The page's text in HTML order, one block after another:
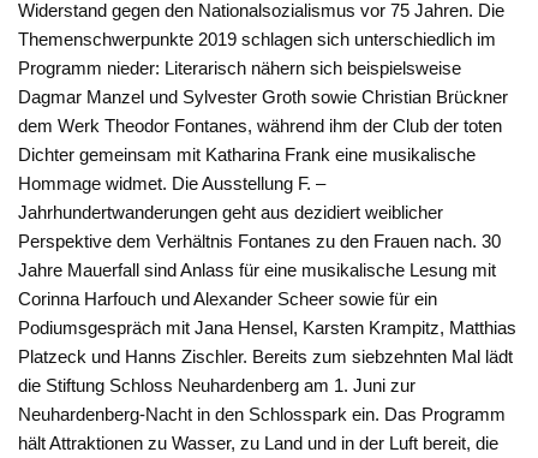
Widerstand gegen den Nationalsozialismus vor 75 Jahren. Die
Themenschwerpunkte 2019 schlagen sich unterschiedlich im
Programm nieder: Literarisch nähern sich beispielsweise
Dagmar Manzel und Sylvester Groth sowie Christian Brückner
dem Werk Theodor Fontanes, während ihm der Club der toten
Dichter gemeinsam mit Katharina Frank eine musikalische
Hommage widmet. Die Ausstellung F. –
Jahrhundertwanderungen geht aus dezidiert weiblicher
Perspektive dem Verhältnis Fontanes zu den Frauen nach. 30
Jahre Mauerfall sind Anlass für eine musikalische Lesung mit
Corinna Harfouch und Alexander Scheer sowie für ein
Podiumsgespräch mit Jana Hensel, Karsten Krampitz, Matthias
Platzeck und Hanns Zischler. Bereits zum siebzehnten Mal lädt
die Stiftung Schloss Neuhardenberg am 1. Juni zur
Neuhardenberg-Nacht in den Schlosspark ein. Das Programm
hält Attraktionen zu Wasser, zu Land und in der Luft bereit, die